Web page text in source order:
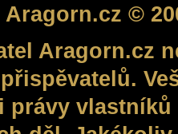
Aragorn.cz ©
Aragorn.cz
právy